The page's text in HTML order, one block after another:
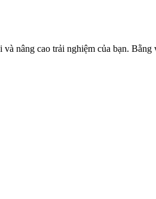
nâng cao trải nghiệm của bạn.